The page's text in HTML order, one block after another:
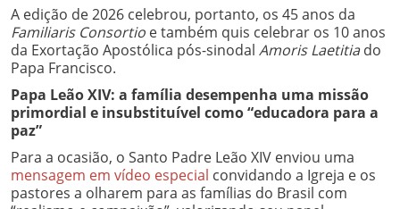
A edição de 2026 celebrou, portanto, os 45 anos da
Familiaris Consortio e também quis celebrar os 10 anos
da Exortação Apostólica pós-sinodal Amoris Laetitiado
Papa Francisco.
Papa Leão XIV: a família desempenha uma missão
primordial e insubstituível como “educadora para a
paz”
Para a ocasião, o Santo Padre Leão XIV enviou uma
mensagem em vídeo especial convidando a Igreja e os
pastores a olharem para as famílias do Brasil com